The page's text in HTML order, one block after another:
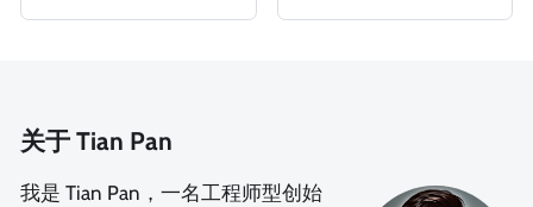
关于 Tian Pan
我是 Tian Pan，一名工程师型创始